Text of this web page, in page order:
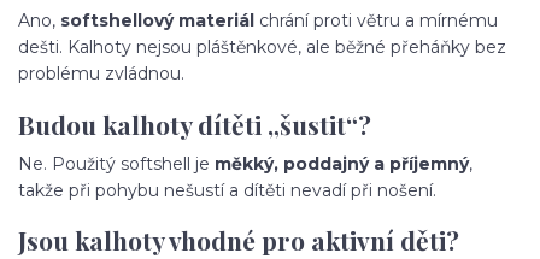
Ano, softshellový materiál chrání proti větru a mírnému
dešti. Kalhoty nejsou pláštěnkové, ale běžné přeháňky bez
problému zvládnou.
Budou kalhoty dítěti „šustit“?
Ne. Použitý softshell je měkký, poddajný a příjemný,
takže při pohybu nešustí a dítěti nevadí při nošení.
Jsou kalhoty vhodné pro aktivní děti?